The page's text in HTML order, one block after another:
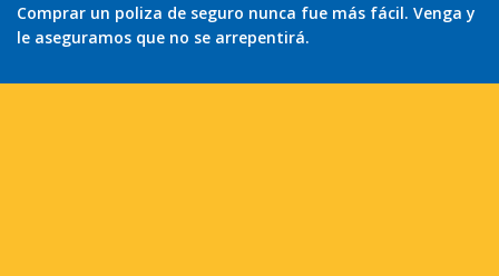
Comprar un poliza de seguro nunca fue más fácil. Venga y
le aseguramos que no se arrepentirá.